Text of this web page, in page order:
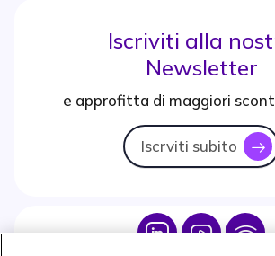
Iscriviti alla
Newsletter
e approfitta di maggiori
Iscrviti subito
Icon Icon